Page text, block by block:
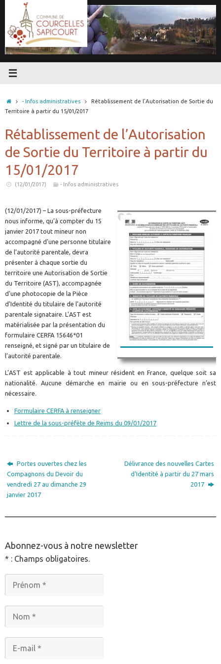
contenu
Accueil
- Infos administratives
Rétablissement de l’Autorisation de Sortie du
Territoire à partir du 15/01/2017
Rétablissement de l’Autorisation
de Sortie du Territoire à partir du
15/01/2017
(12/01/2017) - Infos administratives
(12/01/2017) – La sous-préfecture
nous informe, qu’à compter du 15
janvier 2017 tout mineur non
accompagné d’une personne titulaire
de l’autorité parentale, devra
présenter à chaque sortie du
territoire une Autorisation de Sortie
du Territoire (AST), accompagnée
d’une photocopie de la Pièce
d’Identité du titulaire de l’autorité
parentale signataire. L’AST est
matérialisée par la présentation du
formulaire CERFA 15646*01
renseigné, et signé par un titulaire de
l’autorité parentale.
L’AST est applicable à tout mineur résident en France, quelque soit sa
nationalité. Aucune démarche en mairie ou en sous-préfecture n’est
nécessaire.
Formulaire CERFA à renseigner
Lettre de la sous-préfète de Reims du 09/01/2017
Portes ouvertes chez les
Compagnons du Devoir du
vendredi 27 au dimanche 29
janvier 2017
Délivrance des nouvelles Cartes
d’Identité à partir du 27 mars
2017
Abonnez-vous à notre newsletter
* : Champs obligatoires.